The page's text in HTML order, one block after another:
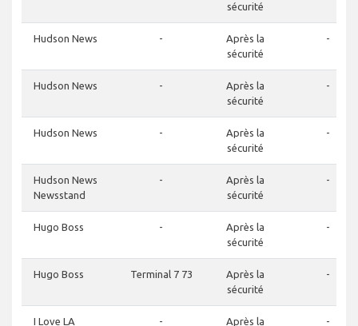
sécurité
Hudson News -
Après la
sécurité
-
Hudson News -
Après la
sécurité
-
Hudson News -
Après la
sécurité
-
Hudson News
Newsstand
-
Après la
sécurité
-
Hugo Boss -
Après la
sécurité
-
Hugo Boss Terminal 7 73
Après la
sécurité
-
I Love LA -
Après la
-